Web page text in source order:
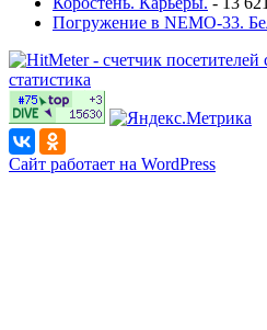
Погружение в NEMO-33.
Сайт работает на WordPress